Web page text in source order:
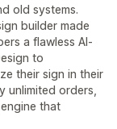
old systems.
builder made
a flawless AI-
to
their sign in their
unlimited orders,
that